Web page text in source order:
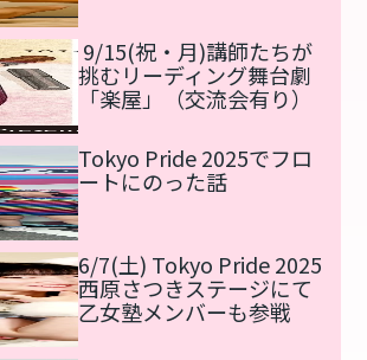
9/15(祝・月)講師たちが
挑むリーディング舞台劇
「楽屋」（交流会有り）
Tokyo Pride 2025でフロ
ートにのった話
6/7(土) Tokyo Pride 2025
西原さつきステージにて
乙女塾メンバーも参戦